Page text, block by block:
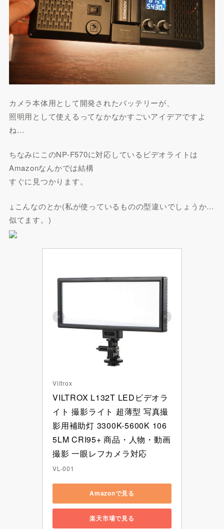
カメラ本体用として開発されたバッテリーが、
照明用として使えるってなかなかすごいアイデアですよ
ね…
ちなみにこのNP-F570に対応しているビデオライトは
Amazonなんかでは結構
すぐに見つかります。
↓こんなのとか(私が使っているものの型違いでしょうか…
似てます。)
Viltrox
VILTROX L132T LEDビデオラ
イト 撮影ライト 超薄型 写真撮
影用補助灯 3300K-5600K 106
5LM CRI95+ 商品・人物・動画
撮影 一眼レフカメラ対応
VL-001
Amazonで見る
楽天市場で見る